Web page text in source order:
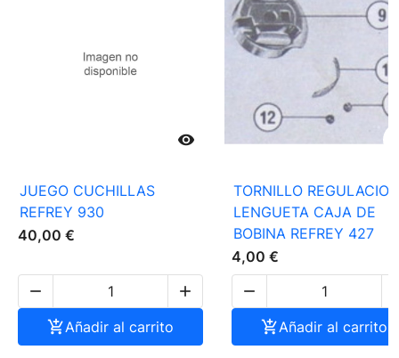

JUEGO CUCHILLAS
REFREY 930
40,00 €


Añadir al carrito
TORNILLO REGULACION
LENGUETA CAJA DE
BOBINA REFREY 427
4,00 €

Añadir al carrito